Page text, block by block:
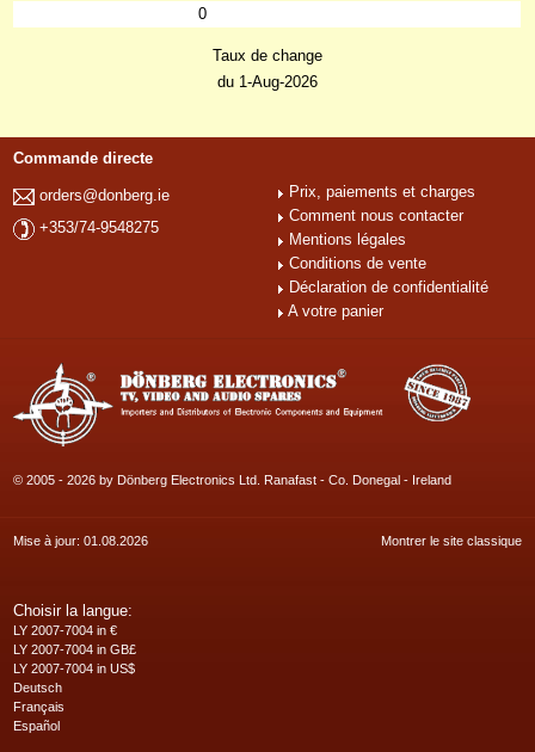
0
Taux de change
du 1-Aug-2026
Commande directe
orders@donberg.ie
+353/74-9548275
Prix, paiements et charges
Comment nous contacter
Mentions légales
Conditions de vente
Déclaration de confidentialité
A votre panier
© 2005 - 2026 by Dönberg Electronics Ltd. Ranafast - Co. Donegal - Ireland
Mise à jour: 01.08.2026 Montrer le site classique
Choisir la langue:
LY 2007-7004 in €
LY 2007-7004 in GB£
LY 2007-7004 in US$
Deutsch
Français
Español